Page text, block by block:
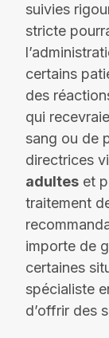
suivies
stricte
certains
des
qui
sang ou de
directrices
adultes et
traitement
importe de
certaines
spécialiste
d’offrir des